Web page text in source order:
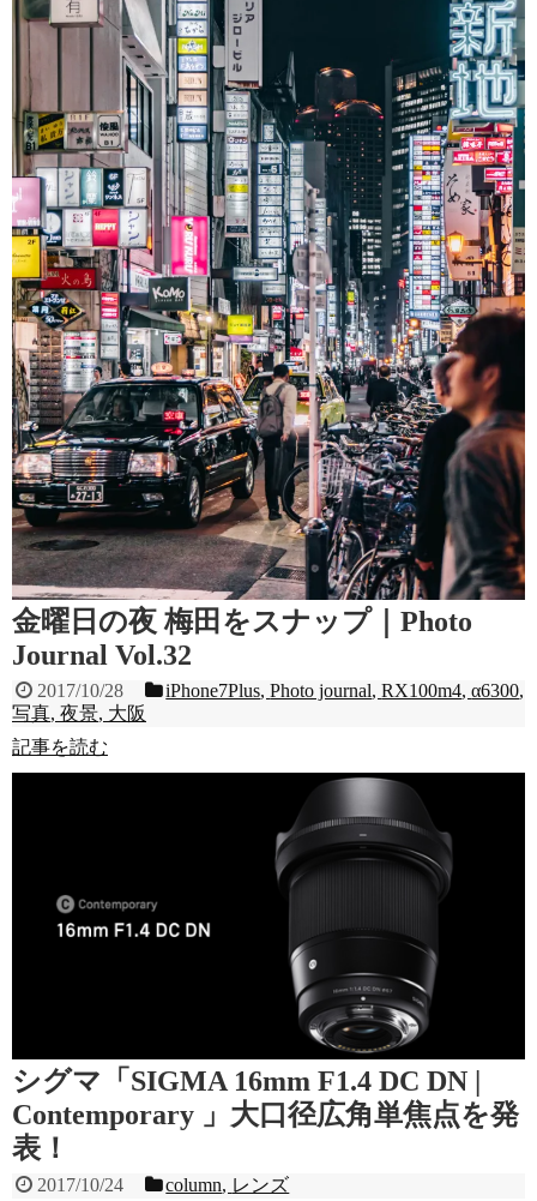
金曜日の夜 梅田をスナップ｜Photo
Journal Vol.32
2017/10/28 iPhone7Plus,Photo journal,RX100m4,α6300,
写真, 夜景, 大阪
記事を読む
シグマ「SIGMA 16mm F1.4 DC DN |
Contemporary 」大口径広角単焦点を発
表！
2017/10/24 column, レンズ